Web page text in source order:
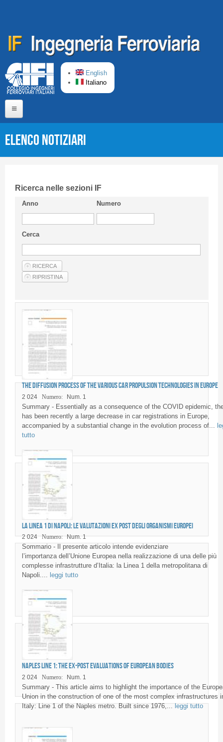
English
Italiano
CIFI in breve
Linee Guida
Privacy Policy
Articoli
Fornitori di prodotti e servizi
Elenco Notiziari
Ricerca nelle sezioni IF
Anno Numero
Cerca
The diffusion process of the various car propulsion technologies in Europe
2 024 Numero: Num. 1
Summary - Essentially as a consequence of the COVID epidemic,
has been recently a large decrease in car registrations in Europe,
accompanied by a substantial change in the evolution process of...
tutto
La Linea 1 di Napoli: le valutazioni ex post degli organismi europei
2 024 Numero: Num. 1
Sommario - Il presente articolo intende evidenziare
l’importanza dell’Unione Europea nella realizzazione di una delle più
complesse infrastrutture d’Italia: la Linea 1 della metropolitana di
Napoli.... leggi tutto
Naples Line 1: the ex-post evaluations of European bodies
2 024 Numero: Num. 1
Summary - This article aims to highlight the importance of the
Union in the construction of one of the most complex infrastructures
Italy: Line 1 of the Naples metro. Built since 1976,...leggi tutto